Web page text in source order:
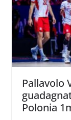
Pallavolo
Polonia